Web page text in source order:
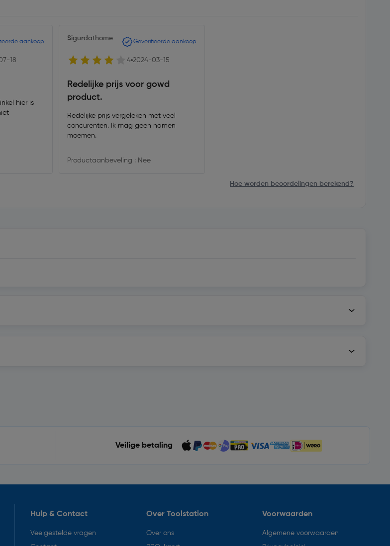
aankoop
18
hier is
Sigurdathome Geverifieerde aankoop
4 2024-03-15
Redelijke prijs voor gowd
product.
Redelijke prijs vergeleken met veel
concurenten. Ik mag geen namen
moemen.
Productaanbeveling : Nee
Hoe worden beoordelingen berekend?
Veilige betaling
Hulp & Contact
Veelgestelde vragen
Over Toolstation
Over ons
Voorwaarden
Algemene voorwaarden